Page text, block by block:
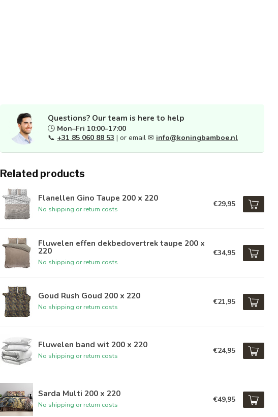
Questions? Our team is here to help
🕒 Mon–Fri 10:00–17:00
📞 +31 85 060 88 53 | or email ✉ info@koningbamboe.nl
Related products
Flanellen Gino Taupe 200 x 220
No shipping or return costs
€29,95
Fluwelen effen dekbedovertrek taupe 200 x
220
No shipping or return costs
€34,95
Goud Rush Goud 200 x 220
No shipping or return costs
€21,95
Fluwelen band wit 200 x 220
No shipping or return costs
€24,95
Sarda Multi 200 x 220
No shipping or return costs
€49,95